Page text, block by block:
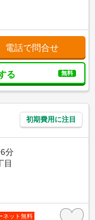
電話で問合せ
る 無料
初期費用に注目
分
目
ネット無料